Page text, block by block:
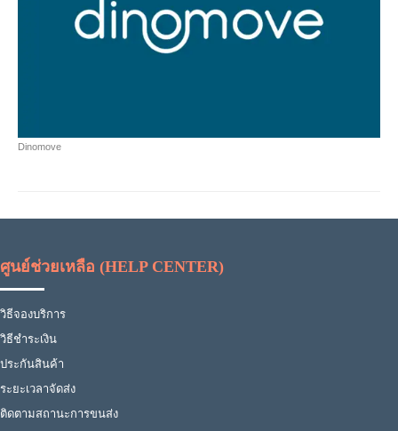
Dinomove
ศูนย์ช่วยเหลือ (HELP CENTER)
วิธีจองบริการ
วิธีชำระเงิน
ประกันสินค้า
ระยะเวลาจัดส่ง
ติดตามสถานะการขนส่ง